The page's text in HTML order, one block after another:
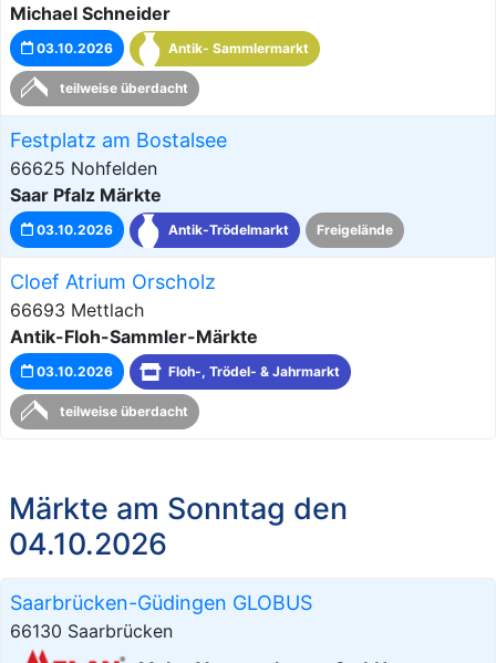
Michael Schneider
03.10.2026 Antik- Sammlermarkt
teilweise überdacht
Festplatz am Bostalsee
66625 Nohfelden
Saar Pfalz Märkte
03.10.2026 Antik-Trödelmarkt Freigelände
Cloef Atrium Orscholz
66693 Mettlach
Antik-Floh-Sammler-Märkte
03.10.2026 Floh-, Trödel- & Jahrmarkt
teilweise überdacht
Märkte am Sonntag den
04.10.2026
Saarbrücken-Güdingen GLOBUS
66130 Saarbrücken